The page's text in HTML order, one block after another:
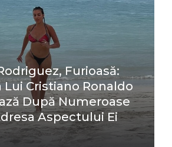
Furioasă:
Cristiano Ronaldo
După Numeroase
Aspectului Ei